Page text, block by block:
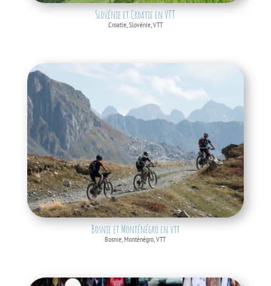
Slovénie et Croatie en VTT
Croatie,Slovénie,VTT
Bosnie et Monténégro en vtt
Bosnie ,Monténégro ,VTT